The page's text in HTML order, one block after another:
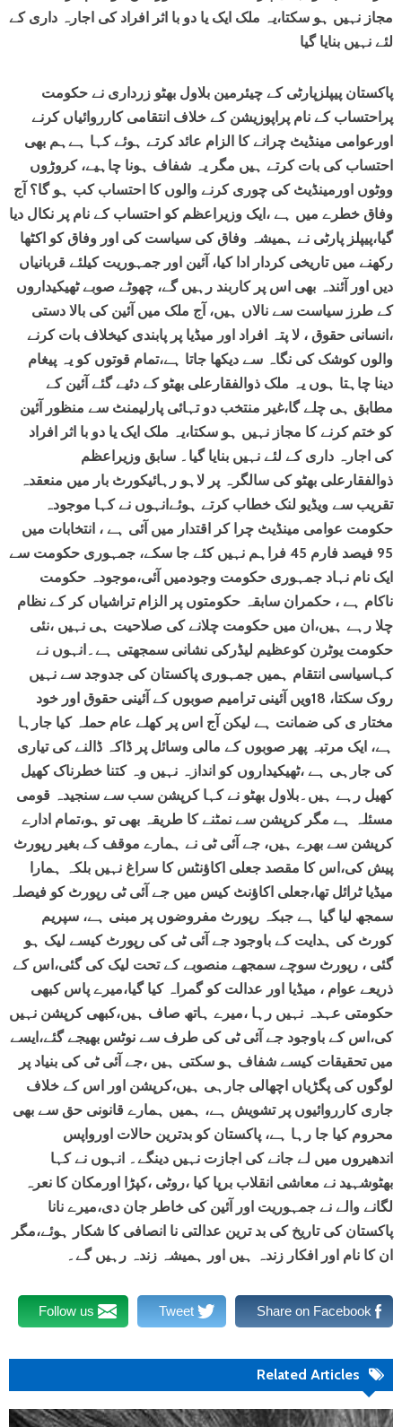
مجاز نہیں ہو سکتا،یہ ملک ایک یا دو با اثر افراد کی اجارہ داری کے
لئے نہیں بنایا گیا
پاکستان پیپلزپارٹی کے چیئرمین بلاول بھٹو زرداری نے حکومت
پراحتساب کے نام پراپوزیشن کے خلاف انتقامی کارروائیاں کرنے
اورعوامی مینڈیٹ چرانے کا الزام عائد کرتے ہوئے کہا ہےہم بھی
احتساب کی بات کرتے ہیں مگر یہ شفاف ہونا چاہیے، کروڑوں
ووٹوں اورمینڈیٹ کی چوری کرنے والوں کا احتساب کب ہو گا؟ آج
وفاق خطرے میں ہے ،ایک وزیراعظم کو احتساب کے نام پر نکال دیا
گیا،پیپلز پارٹی نے ہمیشہ وفاق کی سیاست کی اور وفاق کو اکٹھا
رکھنے میں تاریخی کردار ادا کیا، آئین اور جمہوریت کیلئے قربانیاں
دیں اور آئندہ بھی اس پر کاربند رہیں گے، چھوٹے صوبے ٹھیکیداروں
کے طرز سیاست سے نالاں ہیں، آج ملک میں آئین کی بالا دستی
،انسانی حقوق ، لا پتہ افراد اور میڈیا پر پابندی کیخلاف بات کرنے
والوں کوشک کی نگاہ سے دیکھا جاتا ہے،تمام قوتوں کو یہ پیغام
دینا چاہتا ہوں یہ ملک ذوالفقارعلی بھٹو کے دئیے گئے آئین کے
مطابق ہی چلے گا،غیر منتخب دو تہائی پارلیمنٹ سے منظور آئین
کو ختم کرنے کا مجاز نہیں ہو سکتا،یہ ملک ایک یا دو با اثر افراد
کی اجارہ داری کے لئے نہیں بنایا گیا۔ سابق وزیراعظم
ذوالفقارعلی بھٹو کی سالگرہ پر لاہو رہائیکورٹ بار میں منعقدہ
تقریب سے ویڈیو لنک خطاب کرتے ہوئےانہوں نے کہا موجودہ
حکومت عوامی مینڈیٹ چرا کر اقتدار میں آئی ہے ، انتخابات میں
95 فیصد فارم 45 فراہم نہیں کئے جا سکے، جمہوری حکومت سے
ایک نام نہاد جمہوری حکومت وجودمیں آئی،موجودہ حکومت
ناکام ہے ، حکمران سابقہ حکومتوں پر الزام تراشیاں کر کے نظام
چلا رہے ہیں،ان میں حکومت چلانے کی صلاحیت ہی نہیں ،نئی
حکومت یوٹرن کوعظیم لیڈرکی نشانی سمجھتی ہے۔انہوں نے
کہاسیاسی انتقام ہمیں جمہوری پاکستان کی جدوجد سے نہیں
روک سکتا، 18ویں آئینی ترامیم صوبوں کے آئینی حقوق اور خود
مختار ی کی ضمانت ہے لیکن آج اس پر کھلے عام حملہ کیا جارہا
ہے، ایک مرتبہ پھر صوبوں کے مالی وسائل پر ڈاکہ ڈالنے کی تیاری
کی جارہی ہے ،ٹھیکیداروں کو اندازہ نہیں وہ کتنا خطرناک کھیل
کھیل رہے ہیں۔بلاول بھٹو نے کہا کرپشن سب سے سنجیدہ قومی
مسئلہ ہے مگر کرپشن سے نمٹنے کا طریقہ بھی تو ہو،تمام ادارے
کرپشن سے بھرے ہیں، جے آئی ٹی نے ہمارے موقف کے بغیر رپورٹ
پیش کی،اس کا مقصد جعلی اکاؤنٹس کا سراغ نہیں بلکہ ہمارا
میڈیا ٹرائل تھا،جعلی اکاؤنٹ کیس میں جے آئی ٹی رپورٹ کو فیصلہ
سمجھ لیا گیا ہے جبکہ رپورٹ مفروضوں پر مبنی ہے، سپریم
کورٹ کی ہدایت کے باوجود جے آئی ٹی کی رپورٹ کیسے لیک ہو
گئی ، رپورٹ سوچے سمجھے منصوبے کے تحت لیک کی گئی،اس کے
ذریعے عوام ، میڈیا اور عدالت کو گمراہ کیا گیا،میرے پاس کبھی
حکومتی عہدہ نہیں رہا ،میرے ہاتھ صاف ہیں،کبھی کرپشن نہیں
کی،اس کے باوجود جے آئی ٹی کی طرف سے نوٹس بھیجے گئے،ایسے
میں تحقیقات کیسے شفاف ہو سکتی ہیں ،جے آئی ٹی کی بنیاد پر
لوگوں کی پگڑیاں اچھالی جارہی ہیں،کرپشن اور اس کے خلاف
جاری کارروائیوں پر تشویش ہے، ہمیں ہمارے قانونی حق سے بھی
محروم کیا جا رہا ہے، پاکستان کو بدترین حالات اورواپس
اندھیروں میں لے جانے کی اجازت نہیں دینگے۔ انہوں نے کہا
بھٹوشہید نے معاشی انقلاب برپا کیا ،روٹی ،کپڑا اورمکان کا نعرہ
لگانے والے نے جمہوریت اور آئین کی خاطر جان دی،میرے نانا
پاکستان کی تاریخ کی بد ترین عدالتی نا انصافی کا شکار ہوئے،مگر
ان کا نام اور افکار زندہ ہیں اور ہمیشہ زندہ رہیں گے۔
Share on Facebook
Tweet
Follow us
Related Articles